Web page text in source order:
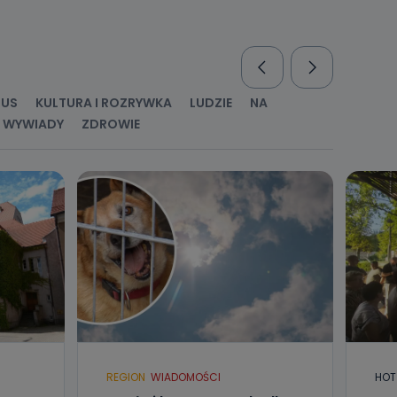
KULTURA I ROZRYWKA LUDZIE
NA
WYWIADY ZDROWIE
REGION WIADOMOŚCI HOT